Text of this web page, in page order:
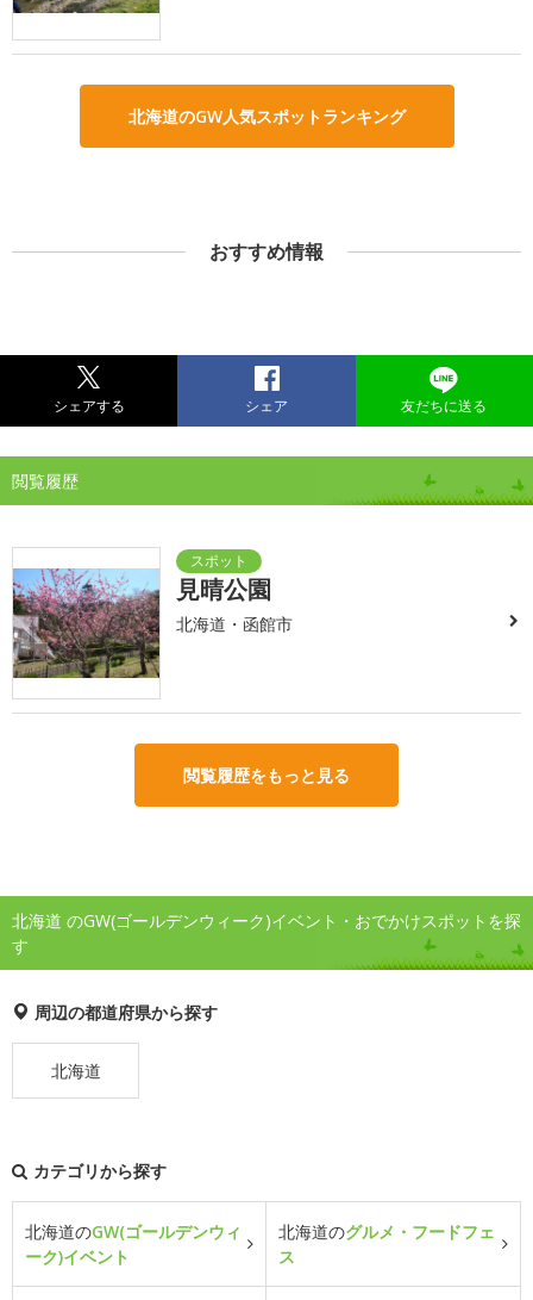
北海道のGW人気スポットランキング
おすすめ情報
シェアする シェア 友だちに送る
閲覧履歴
見晴公園
北海道・函館市
閲覧履歴をもっと見る
北海道 のGW(ゴールデンウィーク)イベント・おでかけスポットを探
す
周辺の都道府県から探す
北海道
カテゴリから探す
北海道のGW(ゴールデンウィ
ーク)イベント
北海道のグルメ・フードフェ
ス